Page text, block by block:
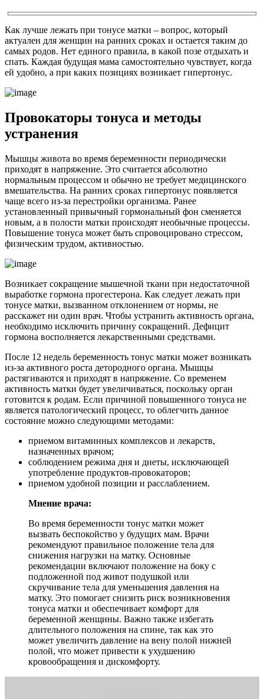
Как лучше лежать при тонусе матки – вопрос, который
актуален для женщин на ранних сроках и остается таким до
самых родов. Нет единого правила, в какой позе отдыхать и
спать. Каждая будущая мама самостоятельно чувствует, когда
ей удобно, а при каких позициях возникает гипертонус.
Провокаторы тонуса и методы
устранения
Мышцы живота во время беременности периодически
приходят в напряжение. Это считается абсолютно
нормальным процессом и обычно не требует медицинского
вмешательства. На ранних сроках гипертонус появляется
чаще всего из-за перестройки организма. Ранее
установленный привычный гормональный фон сменяется
новым, а в полости матки происходят необычные процессы.
Повышение тонуса может быть спровоцировано стрессом,
физическим трудом, активностью.
Возникает сокращение мышечной ткани при недостаточной
выработке гормона прогестерона. Как следует лежать при
тонусе матки, вызванном отклонением от нормы, не
расскажет ни один врач. Чтобы устранить активность органа,
необходимо исключить причину сокращений. Дефицит
гормона восполняется лекарственными средствами.
После 12 недель беременность тонус матки может возникать
из-за активного роста детородного органа. Мышцы
растягиваются и приходят в напряжение. Со временем
активность матки будет увеличиваться, поскольку орган
готовится к родам. Если причиной повышенного тонуса не
является патологический процесс, то облегчить данное
состояние можно следующими методами:
приемом витаминных комплексов и лекарств,
назначенных врачом;
соблюдением режима дня и диеты, исключающей
употребление продуктов-провокаторов;
приемом удобной позиции и расслаблением.
Мнение врача:
Во время беременности тонус матки может
вызвать беспокойство у будущих мам. Врачи
рекомендуют правильное положение тела для
снижения нагрузки на матку. Основные
рекомендации включают положение на боку с
подложенной под живот подушкой или
скручивание тела для уменьшения давления на
матку. Это помогает снизить риск возникновения
тонуса матки и обеспечивает комфорт для
беременной женщины. Важно также избегать
длительного положения на спине, так как это
может увеличить давление на вену полой нижней
полой, что может привести к ухудшению
кровообращения и дискомфорту.